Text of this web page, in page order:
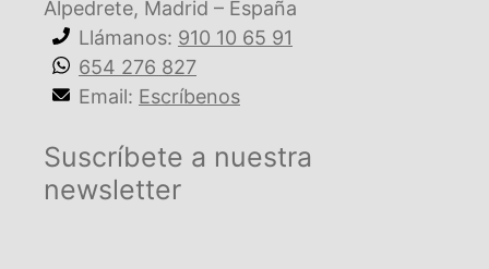
Alpedrete, Madrid – España
Llámanos: 910 10 65 91
654 276 827
Email: Escríbenos
Suscríbete a nuestra
newsletter